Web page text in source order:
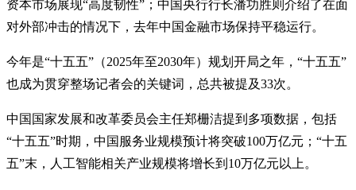
资本市场展现“高度韧性”；中国央行行长潘功胜则介绍了在面
对外部冲击的情况下，去年中国金融市场保持平稳运行。
今年是“十五五”（2025年至2030年）规划开局之年，“十五五”
也成为贯穿整场记者会的关键词，总共被提及33次。
中国国家发展和改革委员会主任郑栅洁提到多项数据，包括
“十五五”时期，中国服务业规模预计将突破100万亿元；“十五
五”末，人工智能相关产业规模将增长到10万亿元以上。